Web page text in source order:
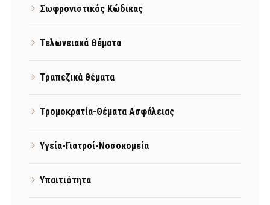
Σωφρονιστικός Κώδικας
Τελωνειακά Θέματα
Τραπεζικά θέματα
Τρομοκρατία-Θέματα Ασφάλειας
Υγεία-Γιατροί-Νοσοκομεία
Υπαιτιότητα